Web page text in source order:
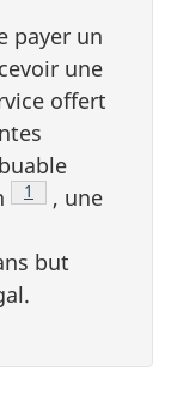
payer un
une
offert
Note de bas de
1
, une
but